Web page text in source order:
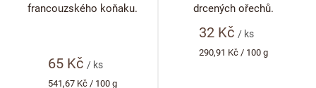
65 Kč / ks
Měrná
541,67 Kč / 100 g
francouzského koňaku.
32 Kč / ks
Měrná
290,91 Kč / 100 g
drcených ořechů.